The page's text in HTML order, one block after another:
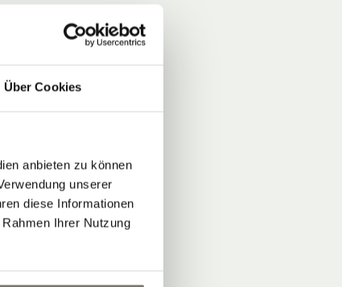
Über Cookies
anbieten zu können
unserer
diese Informationen
Ihrer Nutzung